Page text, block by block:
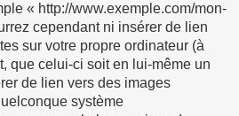
« http://www.exemple.com/mon-
cependant ni insérer de lien
sur votre propre ordinateur (à
que celui-ci soit en lui-même un
de lien vers des images
système